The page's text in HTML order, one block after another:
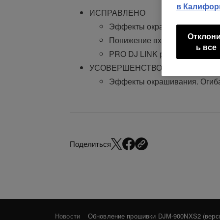
ИСПРАВЛЕНО
Эффекты окрашивания
Понижение входного
PRO DJ LINK работал
УСОВЕРШЕНСТВОВАНО
Эффекты окрашивания.
Поделиться
Новости Обновление прошивки DJM-900NXS2
в
ь все